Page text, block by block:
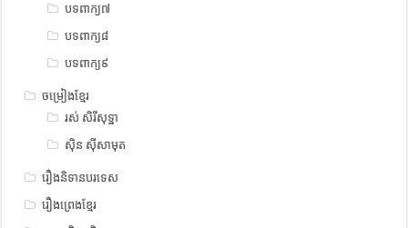
បទពាក្យ៧
បទពាក្យ៨
បទពាក្យ៩
ចម្រៀងខ្មែរ
រស់ សិរីសុទ្ឋា
ស៊ិន ស៊ីសាមុត
រឿងនិទានបរទេស
រឿងព្រេងខ្មែរ